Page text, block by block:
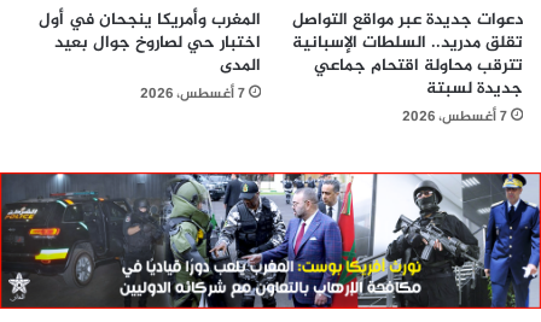
دعوات جديدة عبر مواقع التواصل
تقلق مدريد.. السلطات الإسبانية
تترقب محاولة اقتحام جماعي
جديدة لسبتة
7 أغسطس، 2026
المغرب وأمريكا ينجحان في أول
اختبار حي لصاروخ جوال بعيد
المدى
7 أغسطس، 2026